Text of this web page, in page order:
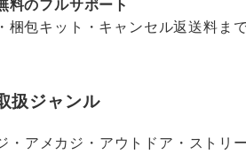
料のフルサポート
梱包キット・キャンセル返送料ま
扱ジャンル
アメカジ・アウトドア・ストリ